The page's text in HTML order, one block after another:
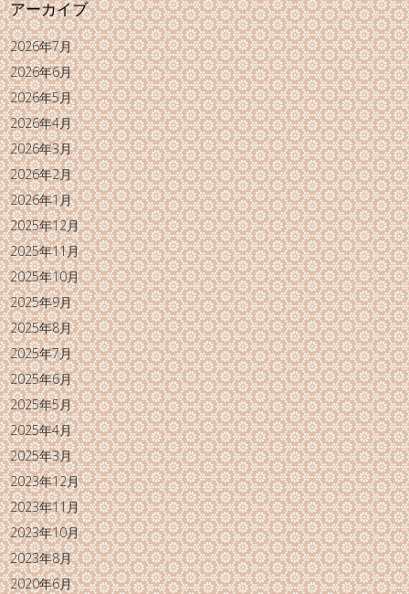
アーカイブ
2026年7月
2026年6月
2026年5月
2026年4月
2026年3月
2026年2月
2026年1月
2025年12月
2025年11月
2025年10月
2025年9月
2025年8月
2025年7月
2025年6月
2025年5月
2025年4月
2025年3月
2023年12月
2023年11月
2023年10月
2023年8月
2020年6月